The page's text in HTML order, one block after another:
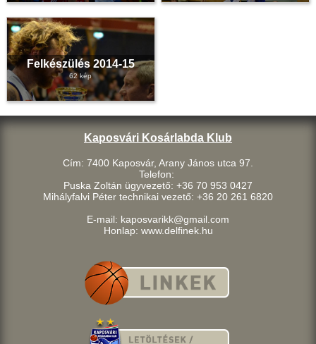
Felkészülés 2014-15
62 kép
Kaposvári Kosárlabda Klub
Cím: 7400 Kaposvár, Arany János utca 97.
Telefon:
Puska Zoltán ügyvezető: +36 70 953 0427
Mihályfalvi Péter technikai vezető: +36 20 261 6820
E-mail: kaposvarikk@gmail.com
Honlap: www.delfinek.hu